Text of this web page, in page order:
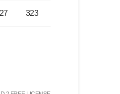
323